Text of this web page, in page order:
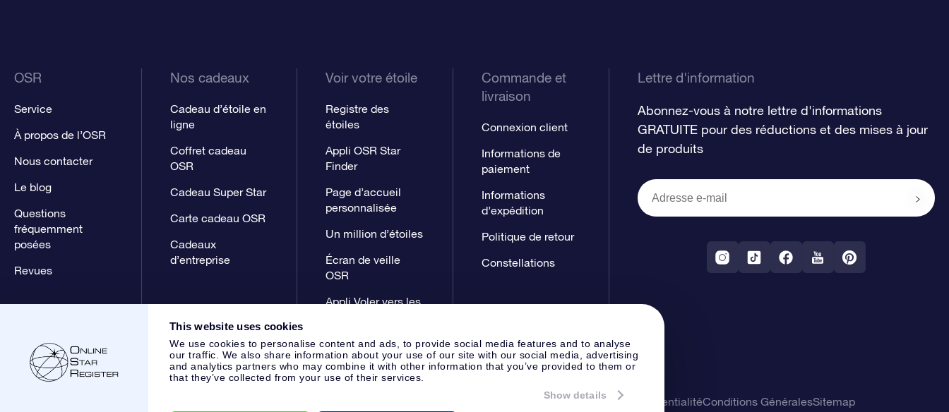
This website uses cookies
We use cookies to personalise content and ads, to provide social media features and to analyse
our traffic. We also share information about your use of our site with our social media, advertising
and analytics partners who may combine it with other information that you’ve provided to them or
that they’ve collected from your use of their services.
Show details
OSR
Service
À propos de l’OSR
Nous contacter
Le blog
Questions
fréquemment
posées
Revues
Nos cadeaux
Cadeau d’étoile en
ligne
Coffret cadeau
OSR
Cadeau Super Star
Carte cadeau OSR
Cadeaux
d’entreprise
Voir votre étoile
Registre des
étoiles
Appli OSR Star
Finder
Page d’accueil
personnalisée
Un million d’étoiles
Écran de veille
OSR
Appli Voler vers les
Commande et
livraison
Connexion client
Informations de
paiement
Informations
d’expédition
Politique de retour
Constellations
Lettre d'information
Abonnez-vous à notre lettre d'informations
GRATUITE pour des réductions et des mises à jour
de produits
Page de presseDéclaration de confidentialitéConditions GénéralesSitemap